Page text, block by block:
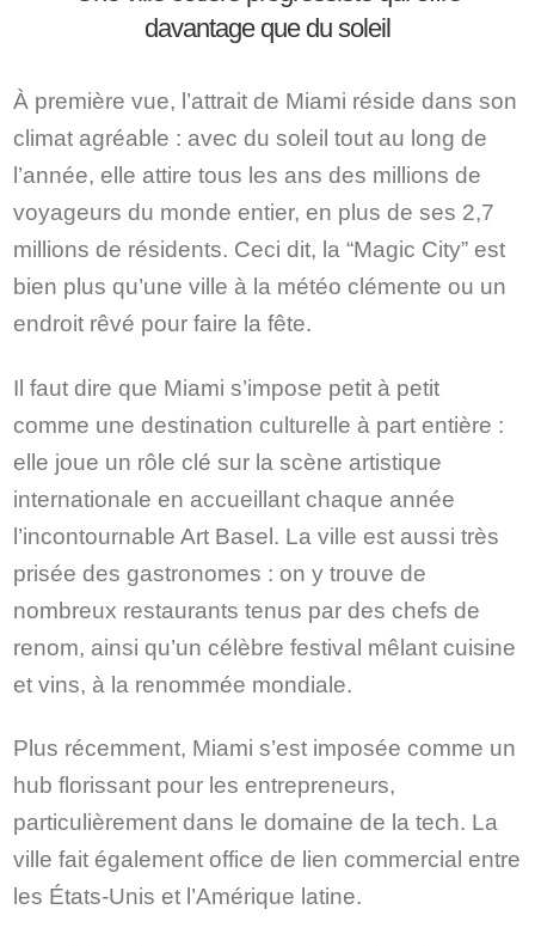
davantage que du soleil
À première vue, l’attrait de Miami réside dans son
climat agréable : avec du soleil tout au long de
l’année, elle attire tous les ans des millions de
voyageurs du monde entier, en plus de ses 2,7
millions de résidents. Ceci dit, la “Magic City” est
bien plus qu’une ville à la météo clémente ou un
endroit rêvé pour faire la fête.
Il faut dire que Miami s’impose petit à petit
comme une destination culturelle à part entière :
elle joue un rôle clé sur la scène artistique
internationale en accueillant chaque année
l’incontournable Art Basel. La ville est aussi très
prisée des gastronomes : on y trouve de
nombreux restaurants tenus par des chefs de
renom, ainsi qu’un célèbre festival mêlant cuisine
et vins, à la renommée mondiale.
Plus récemment, Miami s’est imposée comme un
hub florissant pour les entrepreneurs,
particulièrement dans le domaine de la tech. La
ville fait également office de lien commercial entre
les États-Unis et l’Amérique latine.